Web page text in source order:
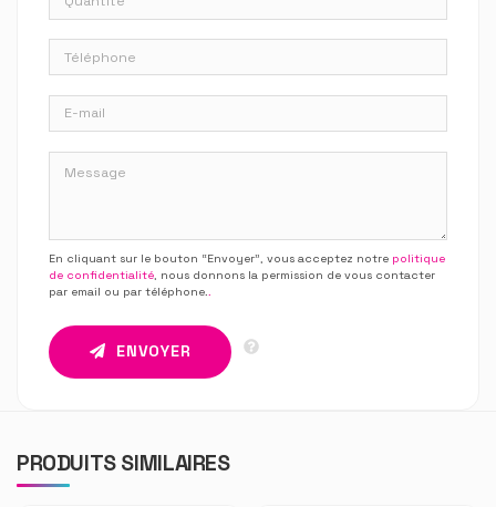
En cliquant sur le bouton “Envoyer”, vous acceptez notre politique
de confidentialité, nous donnons la permission de vous contacter
par email ou par téléphone..
ENVOYER
PRODUITS SIMILAIRES